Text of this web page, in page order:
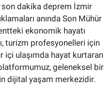
dakika deprem İzmir
anında Son Mühür
ekonomik hayatı
turizm profesyonelleri için
içi ulaşımda hayat kurtaran
geleneksel bir
dijital yaşam merkezidir.